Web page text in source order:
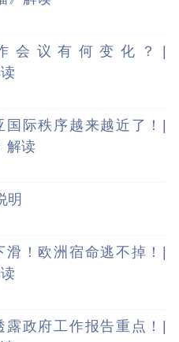
会议有何变化？|
际秩序越来越近了！|
解读
明
！欧洲宿命逃不掉！|
政府工作报告重点！|